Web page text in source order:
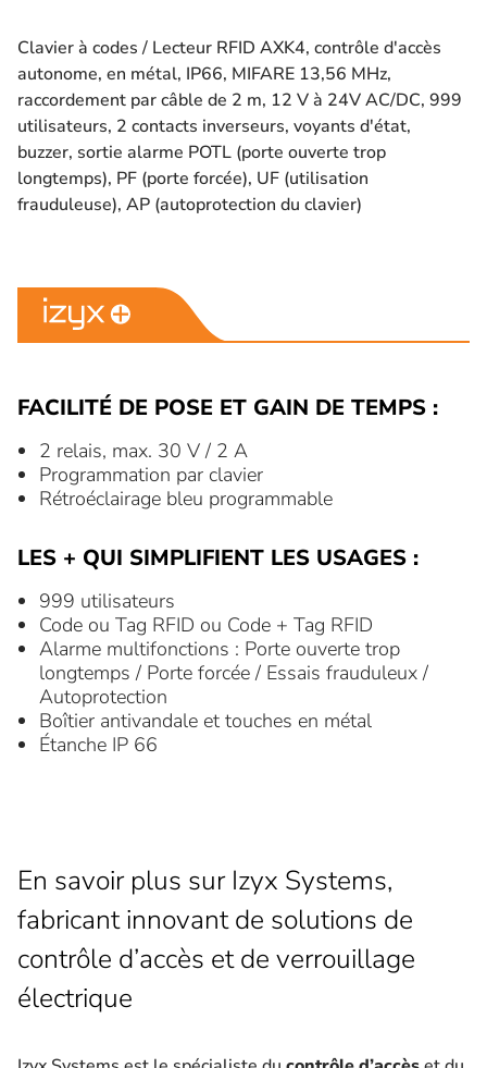
Clavier à codes / Lecteur RFID AXK4, contrôle d'accès
autonome, en métal, IP66, MIFARE 13,56 MHz,
raccordement par câble de 2 m, 12 V à 24V AC/DC, 999
utilisateurs, 2 contacts inverseurs, voyants d'état,
buzzer, sortie alarme POTL (porte ouverte trop
longtemps), PF (porte forcée), UF (utilisation
frauduleuse), AP (autoprotection du clavier)
FACILITÉ DE POSE ET GAIN DE TEMPS :
2 relais, max. 30 V / 2 A
Programmation par clavier
Rétroéclairage bleu programmable
LES + QUI SIMPLIFIENT LES USAGES :
999 utilisateurs
Code ou Tag RFID ou Code + Tag RFID
Alarme multifonctions : Porte ouverte trop
longtemps / Porte forcée / Essais frauduleux /
Autoprotection
Boîtier antivandale et touches en métal
Étanche IP 66
En savoir plus sur Izyx Systems,
fabricant innovant de solutions de
contrôle d’accès et de verrouillage
électrique